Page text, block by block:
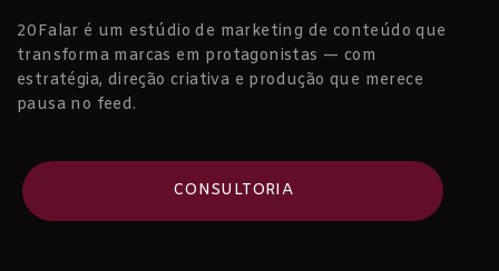
20Falar é um estúdio de marketing de conteúdo que
transforma marcas em protagonistas — com
estratégia, direção criativa e produção que merece
pausa no feed.
CONSULTORIA